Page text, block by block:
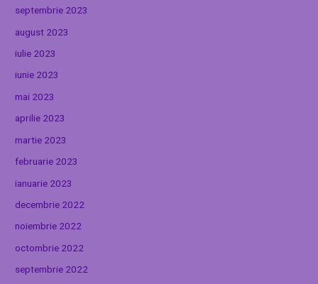
septembrie 2023
august 2023
iulie 2023
iunie 2023
mai 2023
aprilie 2023
martie 2023
februarie 2023
ianuarie 2023
decembrie 2022
noiembrie 2022
octombrie 2022
septembrie 2022